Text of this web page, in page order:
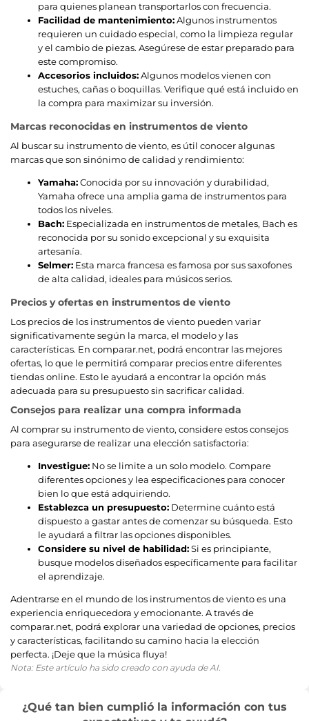
para quienes planean transportarlos con frecuencia.
Facilidad de mantenimiento:Algunos instrumentos
requieren un cuidado especial, como la limpieza regular
y el cambio de piezas. Asegúrese de estar preparado para
este compromiso.
Accesorios incluidos:Algunos modelos vienen con
estuches, cañas o boquillas. Verifique qué está incluido en
la compra para maximizar su inversión.
Marcas reconocidas en instrumentos de viento
Al buscar su instrumento de viento, es útil conocer algunas
marcas que son sinónimo de calidad y rendimiento:
Yamaha:Conocida por su innovación y durabilidad,
Yamaha ofrece una amplia gama de instrumentos para
todos los niveles.
Bach: Especializada en instrumentos de metales, Bach es
reconocida por su sonido excepcional y su exquisita
artesanía.
Selmer: Esta marca francesa es famosa por sus saxofones
de alta calidad, ideales para músicos serios.
Precios y ofertas en instrumentos de viento
Los precios de los instrumentos de viento pueden variar
significativamente según la marca, el modelo y las
características. En comparar.net, podrá encontrar las mejores
ofertas, lo que le permitirá comparar precios entre diferentes
tiendas online. Esto le ayudará a encontrar la opción más
adecuada para su presupuesto sin sacrificar calidad.
Consejos para realizar una compra informada
Al comprar su instrumento de viento, considere estos consejos
para asegurarse de realizar una elección satisfactoria:
Investigue: No se limite a un solo modelo. Compare
diferentes opciones y lea especificaciones para conocer
bien lo que está adquiriendo.
Establezca un presupuesto: Determine cuánto está
dispuesto a gastar antes de comenzar su búsqueda. Esto
le ayudará a filtrar las opciones disponibles.
Considere su nivel de habilidad:Si es principiante,
busque modelos diseñados específicamente para facilitar
el aprendizaje.
Adentrarse en el mundo de los instrumentos de viento es una
experiencia enriquecedora y emocionante. A través de
comparar.net, podrá explorar una variedad de opciones, precios
y características, facilitando su camino hacia la elección
perfecta. ¡Deje que la música fluya!
Nota: Este artículo ha sido creado con ayuda de AI.
¿Qué tan bien cumplió la información con tus